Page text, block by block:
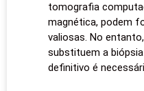
tomografia
magnética, podem
valiosas. No
substituem a
definitivo é